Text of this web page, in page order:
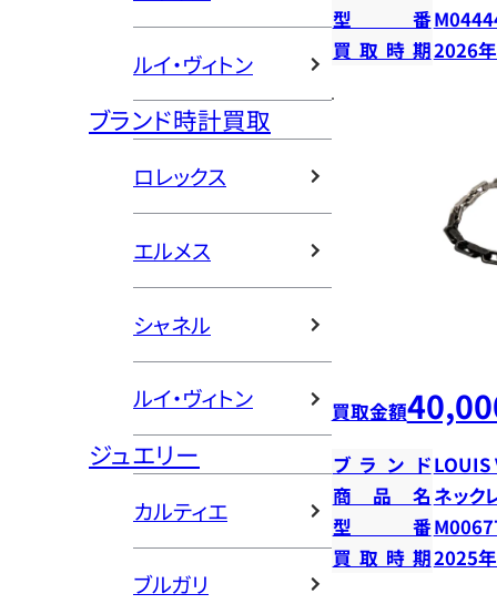
ルイ・ヴィトン
ブランド時計買取
ロレックス
エルメス
シャネル
ルイ・ヴィトン
ジュエリー
カルティエ
ブルガリ
型番
買取時期2026
買取金額
ブランドLOUIS
商品名 ネック
型番
買取時期2025